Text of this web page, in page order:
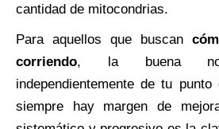
cantidad de mitocondrias.
Para aquellos que buscan
corriendo, la buena
independientemente de tu
siempre hay margen de